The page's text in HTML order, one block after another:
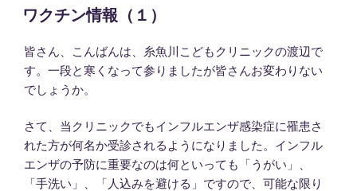
稿
日:
ワクチン情報（１）
皆さん、こんばんは、糸魚川こどもクリニックの渡辺で
す。一段と寒くなって参りましたが皆さんお変わりない
でしょうか。
さて、当クリニックでもインフルエンザ感染症に罹患さ
れた方が何名か受診されるようになりました。インフル
エンザの予防に重要なのは何といっても「うがい」、
「手洗い」、「人込みを避ける」ですので、可能な限り